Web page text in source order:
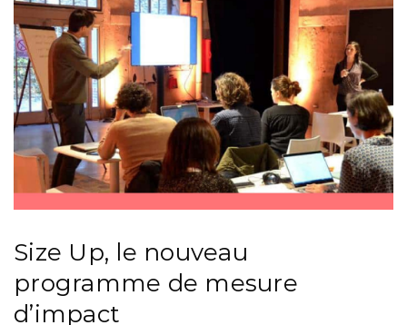
Size Up, le nouveau
programme de mesure
d’impact